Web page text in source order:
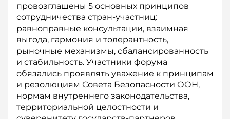
провозглашены 5 ос­новных принципов
сотрудничества стран-­участниц:
равноправные консультации, взаимная
выгода, гармония и толерантность,
рыночные механизмы, сбалансированность
и стабильность. Участники форума
обязались проявлять уважение к принципам
и резолюциям Совета Безопасности ООН,
нормам внутреннего законодательства,
территориальной целостности и